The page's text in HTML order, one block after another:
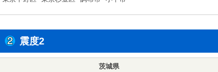
震度2
茨城県